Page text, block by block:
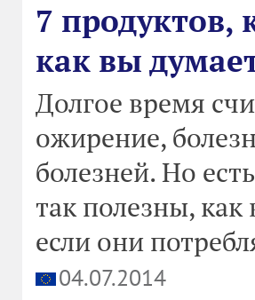
7 продуктов,
как вы
Долгое время
ожирение,
болезней. Но
так полезны,
если они
04.07.2014